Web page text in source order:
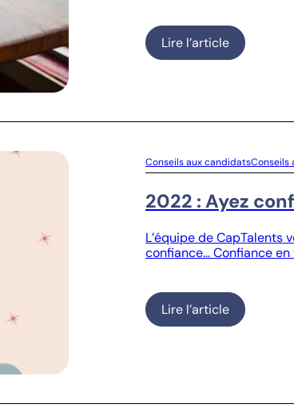
Lire l’article
Conseils aux candidatsConseils
2022 : Ayez
L’équipe de CapTalents
confiance… Confiance
Lire l’article